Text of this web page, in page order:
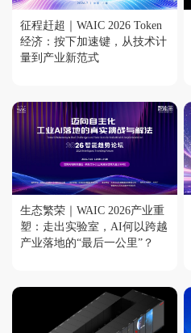
征程赶超｜WAIC 2026 Token
经济：按下加速键，从技术计
量到产业新范式
生态繁荣｜WAIC 2026产业重
塑：走出实验室，AI何以跨越
产业落地的“最后一公里”？